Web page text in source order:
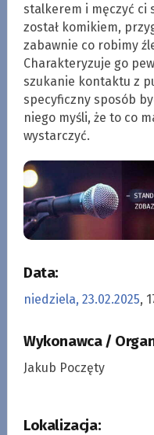
stalkerem i męczyć ci
został komikiem,
zabawnie co robimy
Charakteryzuje go
szukanie kontaktu z
specyficzny sposób
niego myśli, że to co
wystarczyć.
Data:
niedziela, 23.02.2025,
Wykonawca /
Jakub Poczęty
Lokalizacja: